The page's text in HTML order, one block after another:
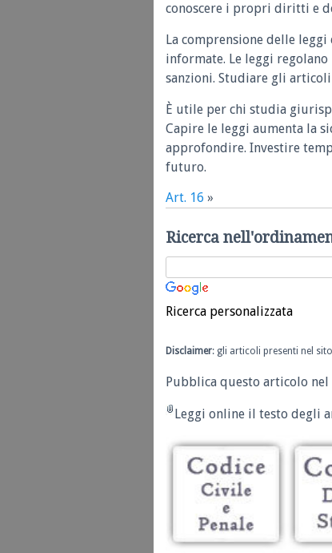
conoscere i propri diritti e
La comprensione delle
informate. Le leggi
sanzioni. Studiare gli
È utile per chi studia
Capire le leggi aumenta la
approfondire. Investire
futuro.
Art. 16 »
Ricerca
Ricerca personalizzata
Disclaimer: gli articoli presenti nel
Pubblica questo articolo nel
Leggi online il testo degli